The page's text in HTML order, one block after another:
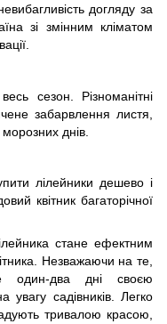
догляду за
зі змінним кліматом
сезон. Різноманітні
забарвлення листя,
днів.
лілейники дешево і
квітник багаторічної
стане ефектним
Незважаючи на те,
один-два дні своєю
увагу садівників. Легко
тривалою красою,